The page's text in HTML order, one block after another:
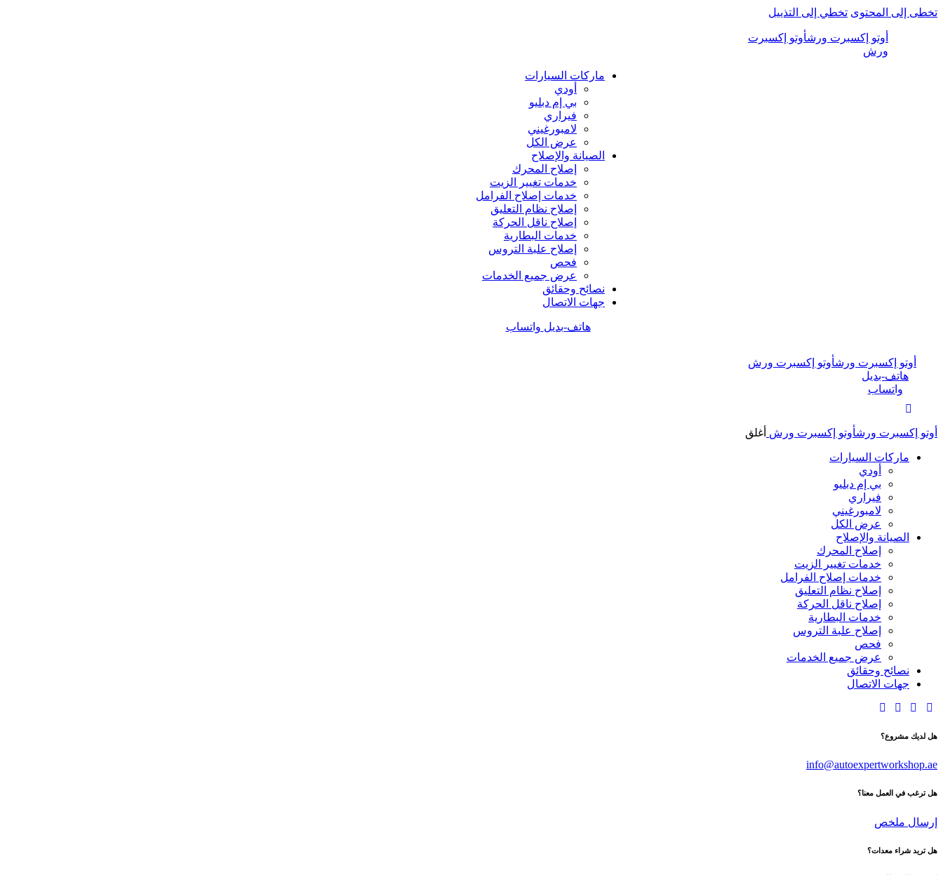
تخطى إلى المحتوى تخطي إلى التذييل
أوتو إكسبرت ورشأوتو إكسبرت
ورش
ماركات السيارات
أودي
بي إم دبليو
فيراري
لامبورغيني
عرض الكل
الصيانة والإصلاح
إصلاح المحرك
خدمات تغيير الزيت
خدمات إصلاح الفرامل
إصلاح نظام التعليق
إصلاح ناقل الحركة
خدمات البطارية
إصلاح علبة التروس
فحص
عرض جميع الخدمات
نصائح وحقائق
جهات الاتصال
هاتف-بديل واتساب
أوتو إكسبرت ورشأوتو إكسبرت ورش
هاتف-بديل
واتساب
أوتو إكسبرت ورشأوتو إكسبرت ورش أغلق
ماركات السيارات
أودي
بي إم دبليو
فيراري
لامبورغيني
عرض الكل
الصيانة والإصلاح
إصلاح المحرك
خدمات تغيير الزيت
خدمات إصلاح الفرامل
إصلاح نظام التعليق
إصلاح ناقل الحركة
خدمات البطارية
إصلاح علبة التروس
فحص
عرض جميع الخدمات
نصائح وحقائق
جهات الاتصال
هل لديك مشروع؟
info@autoexpertworkshop.ae
هل ترغب في العمل معنا؟
إرسال ملخص
هل تريد شراء معدات؟